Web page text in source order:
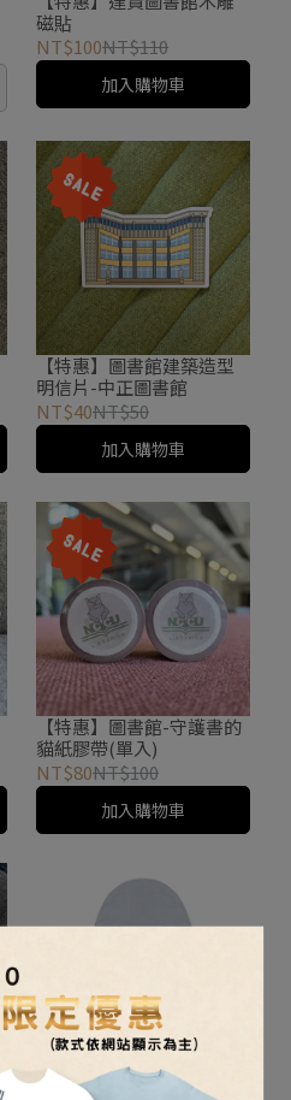
磁貼
NT$100NT$110
加入購物車
【特惠】圖書館建築造型
明信片-中正圖書館
NT$40NT$50
加入購物車
【特惠】圖書館-守護書的
貓紙膠帶(單入)
NT$80NT$100
加入購物車